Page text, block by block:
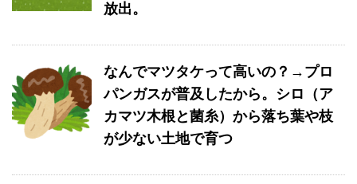
放出。
なんでマツタケって高いの？→プロ
パンガスが普及したから。シロ（ア
カマツ木根と菌糸）から落ち葉や枝
が少ない土地で育つ